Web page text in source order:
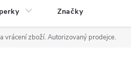
Značky
vrácení zboží. Autorizovaný prodejce.